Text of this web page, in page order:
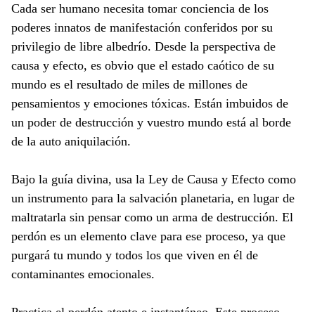
Cada ser humano necesita tomar conciencia de los
poderes innatos de manifestación conferidos por su
privilegio de libre albedrío. Desde la perspectiva de
causa y efecto, es obvio que el estado caótico de su
mundo es el resultado de miles de millones de
pensamientos y emociones tóxicas. Están imbuidos de
un poder de destrucción y vuestro mundo está al borde
de la auto aniquilación.
Bajo la guía divina, usa la Ley de Causa y Efecto como
un instrumento para la salvación planetaria, en lugar de
maltratarla sin pensar como un arma de destrucción. El
perdón es un elemento clave para ese proceso, ya que
purgará tu mundo y todos los que viven en él de
contaminantes emocionales.